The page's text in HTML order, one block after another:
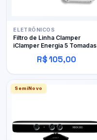
ELETRÔNICOS
Filtro de Linha Clamper
iClamper Energia 5 Tomadas
R$ 105,00
SemiNovo